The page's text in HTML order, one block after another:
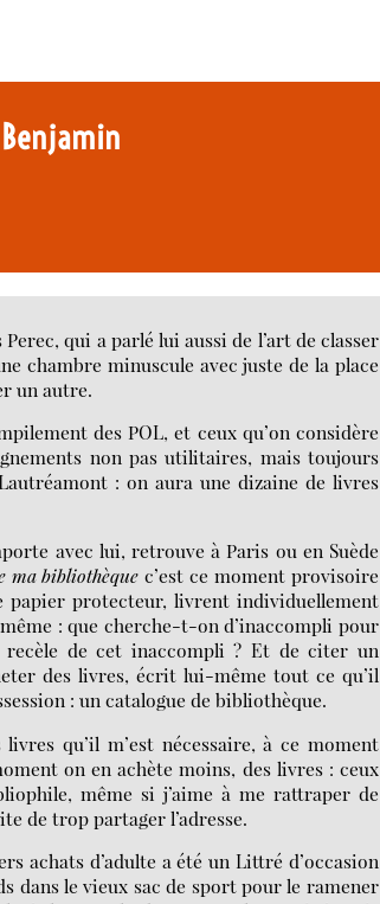
qui a parlé lui aussi de l’art de classer
chambre minuscule avec juste de la place
un autre.
des POL, et ceux qu’on considère
non pas utilitaires, mais toujours
: on aura une dizaine de livres
avec lui, retrouve à Paris ou en Suède
ma bibliothèque c’est ce moment provisoire
papier protecteur, livrent individuellement
: que cherche-t-on d’inaccompli pour
de cet inaccompli ? Et de citer un
des livres, écrit lui-même tout ce qu’il
: un catalogue de bibliothèque.
qu’il m’est nécessaire, à ce moment
on en achète moins, des livres : ceux
même si j’aime à me rattraper de
de trop partager l’adresse.
achats d’adulte a été un Littré d’occasion
dans le vieux sac de sport pour le ramener